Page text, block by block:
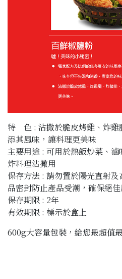
特 色 : 沾撒於脆皮烤雞、炸雞
添其風味，讓料理更美味
主要用途 : 可用於熱飯炒菜、
炸料理沾撒用
保存方法 : 請勿置於陽光直射
品密封防止產品受潮，確保絕
保存期限 : 2年
有效期限 : 標示於盒上
600g大容量包裝，給您最超值